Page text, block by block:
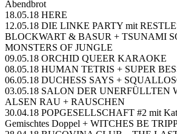
Abendbrot
18.05.18 HERE
12.05.18 DIE LINKE PARTY mit
BLOCKWART & BASUR + TSUNAMI
MONSTERS OF JUNGLE
09.05.18 ORCHID QUEER KARAOKE
08.05.18 HUMAN TETRIS + SUPER
06.05.18 DUCHESS SAYS +
03.05.18 SALON DER UNERFÜLLTEN
ALSEN RAU + RAUSCHEN
30.04.18 POPGESELLSCHAFT #2 mit
Gemischtes Doppel + WITCHES BE